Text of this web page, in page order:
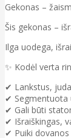
Gekonas –
Šis gekonas –
Ilga uodega,
✨ Kodėl verta
✔ Lankstus,
✔ Segmentuota
✔ Gali būti
✔ Išraiškingas,
✔ Puiki dovanos